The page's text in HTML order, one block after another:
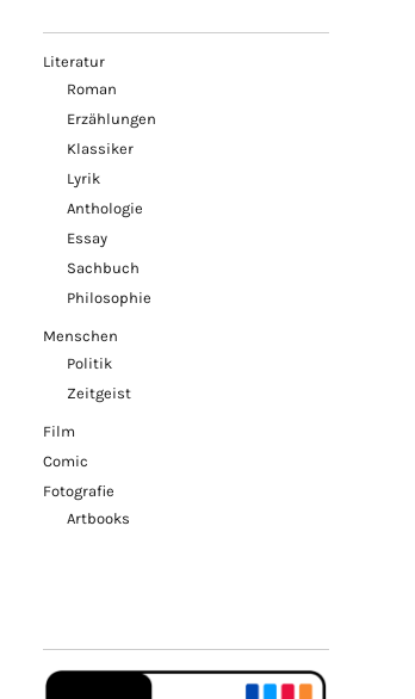
Literatur
Roman
Erzählungen
Klassiker
Lyrik
Anthologie
Essay
Sachbuch
Philosophie
Menschen
Politik
Zeitgeist
Film
Comic
Fotografie
Artbooks